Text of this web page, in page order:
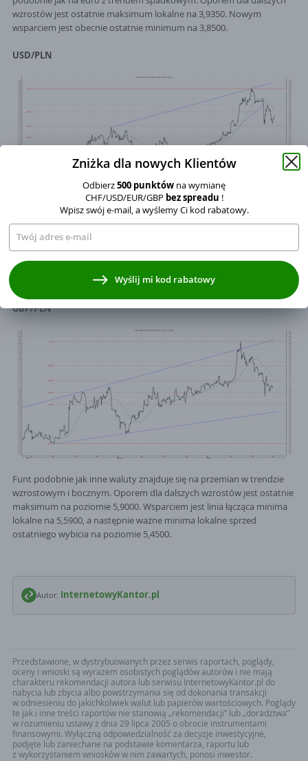
wzrostów jest ostatnie maksimum lokalne na 3,9350. Nowym
wsparciem jest obecnie ostatnie minimum na 3,8500.
USD/PLN
Kurs USD/PLN od początku roku tworzy na przemian trend boczny i
wzrostowy. Kurs porusza się obecnie w trendzie wzrostowym wzdłuż
linii łączącej ostatnie minima lokalne. Wsparciem są okolice 3,6800,
gdzie przebiega wspomniana linia łącząca minima lokalne. Oporem
jest ostatnie maksimum lokalne na 3,9600.
GBP/PLN
Funt podobnie jak inne waluty znajduje się na przemian w trendzie
wzrostowym i bocznym. Oporem dla dalszych wzrostów jest ostatnie
maksimum na poziomie 5,9000. Wsparciem jest linia łącząca minima
lokalne na 5,5900, a następnie ważne minima lokalne sprzed
ostatniego wybicia na poziomie 5,4500.
Autor: InternetowyKantor.pl
Przedstawione, w dystrybuowanych przez serwis raportach, poglądy,
oceny i wnioski są wyrazem osobistych poglądów autorów i nie mają
charakteru rekomendacji autora lub serwisu InternetowyKantor.pl do
nabycia lub zbycia albo powstrzymania się od dokonania transakcji
w odniesieniu do jakichkolwiek walut lub papierów wartościowych. Poglądy
te jak i inne treści raportów nie stanowią „rekomendacji” lub „doradztwa”
w rozumieniu ustawy z dnia 29 lipca 2005 o obrocie instrumentami
finansowymi. Wyłączną odpowiedzialność za decyzje inwestycyjne,
podjęte lub zaniechane na podstawie komentarza, raportu lub
z wykorzystaniem wniosków w nim zawartych, ponosi inwestor.
Zniżka dla nowych Klientów
Odbierz500 punktów na wymianę
CHF/USD/EUR/GBP bez spreadu !
Wpisz swój e-mail, a wyślemy Ci kod rabatowy.
Wyrażam zgodę na przetwarzanie moich danych osobowych
w zakresie adresu mailowego na wysyłanie kodu rabatowego, zgodnie
z ustawa o świadczeniu usług drogą elektroniczną.
w Poznaniu 61-754, ul. Szyperska 14, operator serwisu
InternetowyKantor.pl. Zgoda jest dobrowolna. Pamiętaj, ze w każdym
momencie mozższ odwołac zgodę. Twoje dane osobowe nie beda
przekazywane poza granice EOG ani udostępnianie organizacjom
miedzynarodowym.
Wyślij mi kod rabatowy